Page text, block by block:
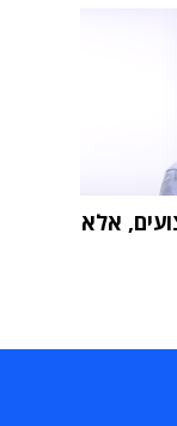
אלא